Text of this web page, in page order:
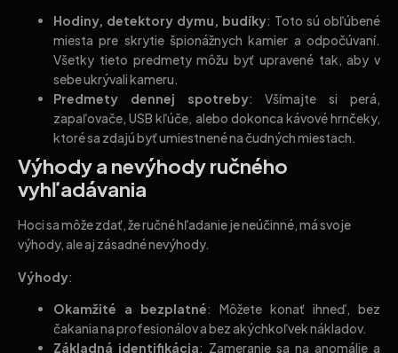
Hodiny, detektory dymu, budíky: Toto sú obľúbené
miesta pre skrytie špionážnych kamier a odpočúvaní.
Všetky tieto predmety môžu byť upravené tak, aby v
sebe ukrývali kameru.
Predmety dennej spotreby: Všímajte si perá,
zapaľovače, USB kľúče, alebo dokonca kávové hrnčeky,
ktoré sa zdajú byť umiestnené na čudných miestach.
Výhody a nevýhody ručného
vyhľadávania
Hoci sa môže zdať, že ručné hľadanie je neúčinné, má svoje
výhody, ale aj zásadné nevýhody.
Výhody:
Okamžité a bezplatné: Môžete konať ihneď, bez
čakania na profesionálov a bez akýchkoľvek nákladov.
Základná identifikácia: Zameranie sa na anomálie a